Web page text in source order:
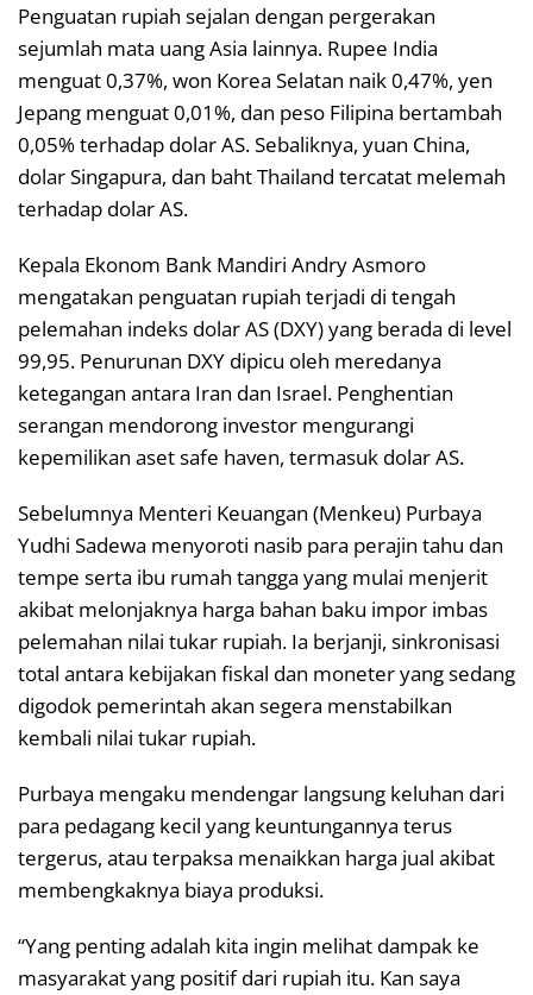
Penguatan rupiah sejalan dengan pergerakan
sejumlah mata uang Asia lainnya. Rupee India
menguat 0,37%, won Korea Selatan naik 0,47%, yen
Jepang menguat 0,01%, dan peso Filipina bertambah
0,05% terhadap dolar AS. Sebaliknya, yuan China,
dolar Singapura, dan baht Thailand tercatat melemah
terhadap dolar AS.
Kepala Ekonom Bank Mandiri Andry Asmoro
mengatakan penguatan rupiah terjadi di tengah
pelemahan indeks dolar AS (DXY) yang berada di level
99,95. Penurunan DXY dipicu oleh meredanya
ketegangan antara Iran dan Israel. Penghentian
serangan mendorong investor mengurangi
kepemilikan aset safe haven, termasuk dolar AS.
Sebelumnya Menteri Keuangan (Menkeu) Purbaya
Yudhi Sadewa menyoroti nasib para perajin tahu dan
tempe serta ibu rumah tangga yang mulai menjerit
akibat melonjaknya harga bahan baku impor imbas
pelemahan nilai tukar rupiah. Ia berjanji, sinkronisasi
total antara kebijakan fiskal dan moneter yang sedang
digodok pemerintah akan segera menstabilkan
kembali nilai tukar rupiah.
Purbaya mengaku mendengar langsung keluhan dari
para pedagang kecil yang keuntungannya terus
tergerus, atau terpaksa menaikkan harga jual akibat
membengkaknya biaya produksi.
“Yang penting adalah kita ingin melihat dampak ke
masyarakat yang positif dari rupiah itu. Kan saya